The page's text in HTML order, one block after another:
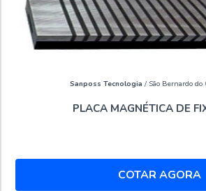
Sanposs Tecnologia / São Bernardo do
PLACA MAGNÉTICA DE
COTAR AGORA